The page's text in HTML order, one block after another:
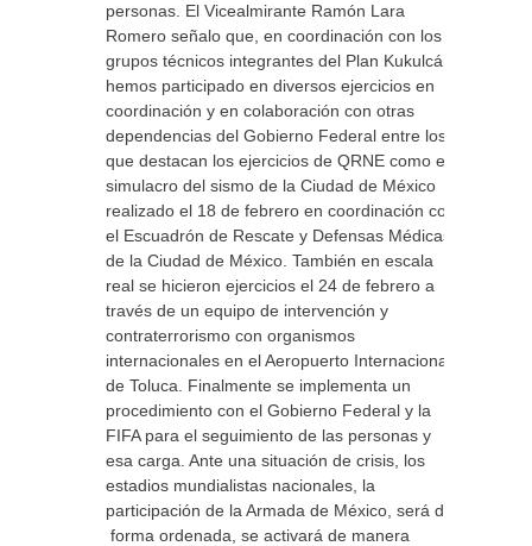
personas. El Vicealmirante Ramón Lara
Romero señalo que, en coordinación con los
grupos técnicos integrantes del Plan Kukulcán,
hemos participado en diversos ejercicios en
coordinación y en colaboración con otras
dependencias del Gobierno Federal entre los
que destacan los ejercicios de QRNE como el
simulacro del sismo de la Ciudad de México
realizado el 18 de febrero en coordinación con
el Escuadrón de Rescate y Defensas Médicas
de la Ciudad de México. También en escala
real se hicieron ejercicios el 24 de febrero a
través de un equipo de intervención y
contraterrorismo con organismos
internacionales en el Aeropuerto Internacional
de Toluca. Finalmente se implementa un
procedimiento con el Gobierno Federal y la
FIFA para el seguimiento de las personas y
esa carga. Ante una situación de crisis, los
estadios mundialistas nacionales, la
participación de la Armada de México, será de
forma ordenada, se activará de manera